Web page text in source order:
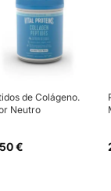
de Colágeno.
Neutro
€